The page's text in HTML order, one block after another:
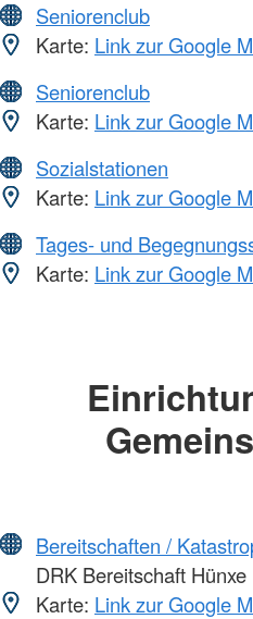
Seniorenclub
Karte: Link zur Google
Seniorenclub
Karte: Link zur Google
Sozialstationen
Karte: Link zur Google
Tages- und
Karte: Link zur Google
Bereitschaften /
DRK Bereitschaft Hünxe
Karte: Link zur Google